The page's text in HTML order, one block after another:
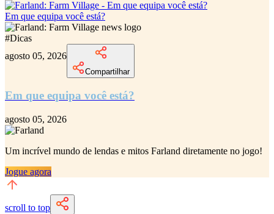
Em que equipa você está?
#Dicas
agosto 05, 2026
Compartilhar
Em que equipa você está?
agosto 05, 2026
Um incrível mundo de lendas e mitos Farland diretamente no jogo!
Jogue agora
scroll to top